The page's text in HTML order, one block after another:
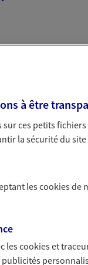
WEB
AXA France
en
pour votre
à votre
à être
ces petits
la sécurité du
lescookiesde
lescookies et